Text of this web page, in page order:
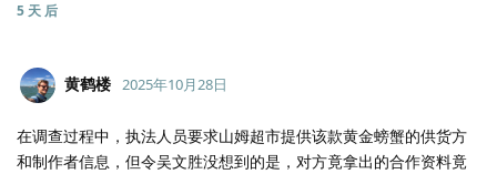
5 天 后
黄鹤楼 2025年10月28日
在调查过程中，执法人员要求山姆超市提供该款黄金螃蟹的供货方
和制作者信息，但令吴文胜没想到的是，对方竟拿出的合作资料竟